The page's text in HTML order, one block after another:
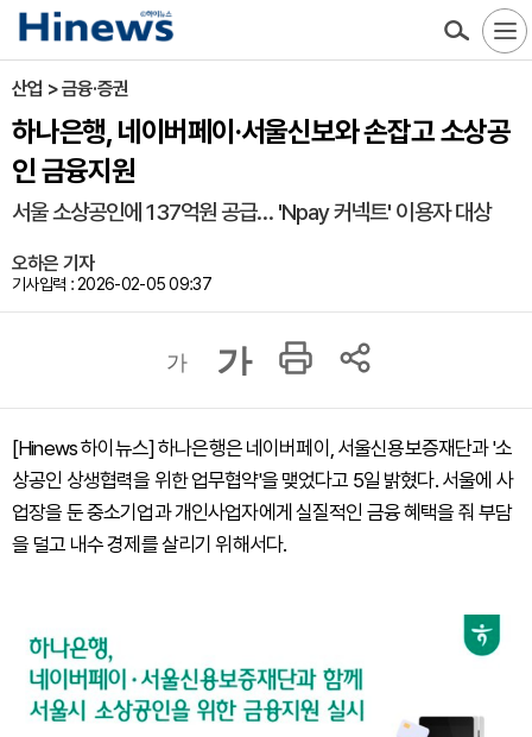
산업 > 금융·증권
하나은행, 네이버페이·서울신보와 손잡고 소상공
인 금융지원
서울 소상공인에 137억원 공급… 'Npay 커넥트' 이용자 대상
오하은 기자
기사입력 : 2026-02-05 09:37
가 가
[Hinews 하이뉴스] 하나은행은 네이버페이, 서울신용보증재단과 '소
상공인 상생협력을 위한 업무협약'을 맺었다고 5일 밝혔다. 서울에 사
업장을 둔 중소기업과 개인사업자에게 실질적인 금융 혜택을 줘 부담
을 덜고 내수 경제를 살리기 위해서다.